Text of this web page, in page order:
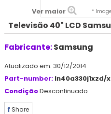
Ver maior *
Televisão 40" LCD
Fabricante:Samsung
Atualizado em: 30/12/2014
Part-number: ln40a330j1xzd/
CondiçãoDescontinuado
Share